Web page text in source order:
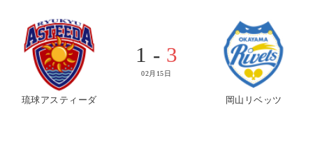
琉球アスティーダ
1 - 3
02月15日
岡山リベッツ